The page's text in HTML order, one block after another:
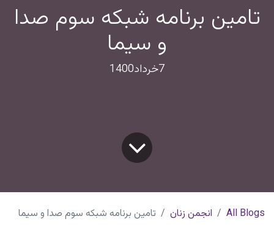
تامین برنامه شبکه سوم صدا
و سیما
7خرداد1400
All Blogs انجمن زنان تامین برنامه شبکه سوم صدا و سیما